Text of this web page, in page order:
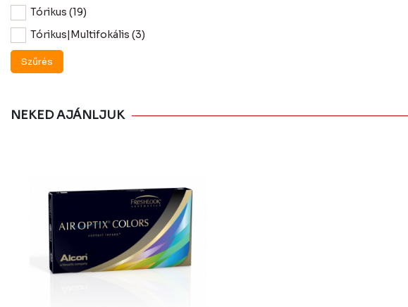
Tórikus (19)
Tórikus|Multifokális (3)
Szűrés
NEKED AJÁNLJUK